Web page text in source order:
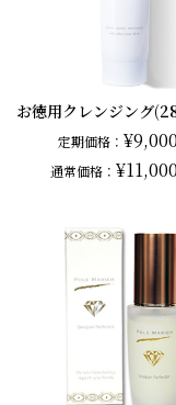
お徳用クレンジング
定期価格：¥9,000
通常価格：¥11,000